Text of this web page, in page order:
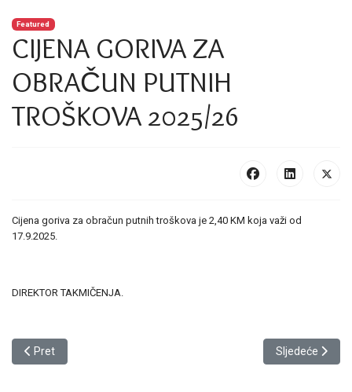
Featured
CIJENA GORIVA ZA
OBRAČUN PUTNIH
TROŠKOVA 2025/26
Cijena goriva za obračun putnih troškova je 2,40 KM koja važi od
17.9.2025.
DIREKTOR TAKMIČENJA.
Prethodni članak: OBAVIJEST KLUBOVIMA – ČLANOVIMA OSFBiH
Pret Sljedeći članak:
Sljedeće